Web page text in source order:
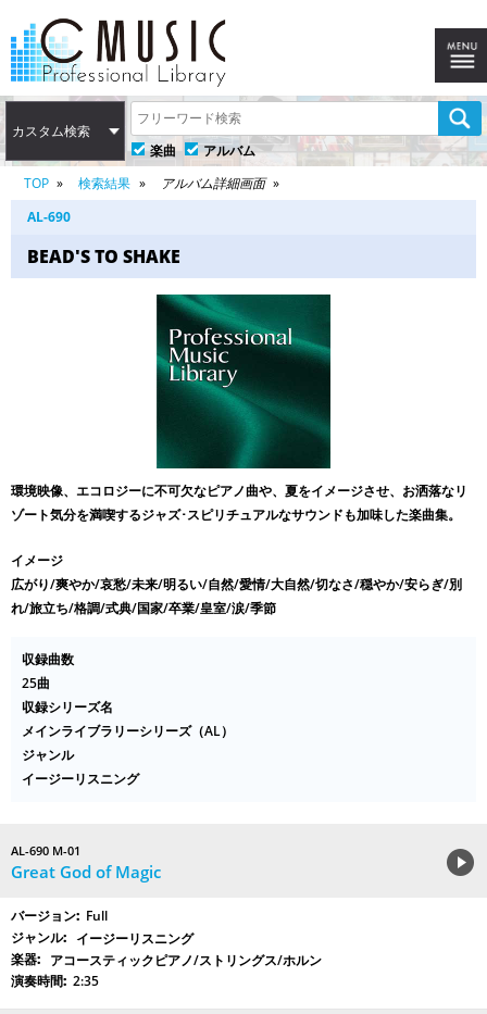
カスタム検索
楽曲
アルバム
TOP
検索結果
アルバム詳細画面
AL-690
BEAD'S TO SHAKE
環境映像、エコロジーに不可欠なピアノ曲や、夏をイメージさせ、お洒落なリ
ゾート気分を満喫するジャズ･スピリチュアルなサウンドも加味した楽曲集。
イメージ
広がり/爽やか/哀愁/未来/明るい/自然/愛情/大自然/切なさ/穏やか/安らぎ/別
れ/旅立ち/格調/式典/国家/卒業/皇室/涙/季節
収録曲数
25曲
収録シリーズ名
メインライブラリーシリーズ（AL）
ジャンル
イージーリスニング
AL-690 M-01
Great God of Magic
Full
イージーリスニング
アコースティックピアノ/ストリングス/ホルン
2:35